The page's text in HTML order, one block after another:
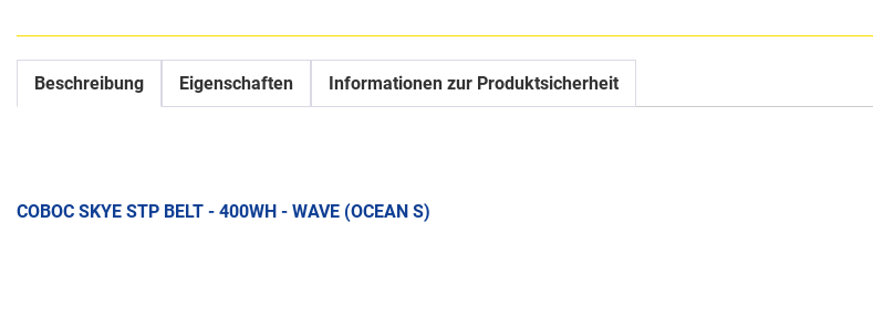
Beschreibung Eigenschaften Informationen zur Produktsicherheit
COBOC SKYE STP BELT - 400WH - WAVE (OCEAN S)